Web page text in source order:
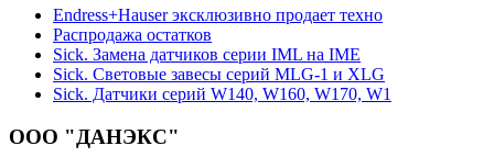
Endress+Hauser эксклюзивно продает техно
Распродажа остатков
Sick. Замена датчиков серии IML на IME
Sick. Световые завесы серий MLG-1 и XLG
Sick. Датчики серий W140, W160, W170, W1
ООО "ДАНЭКС"